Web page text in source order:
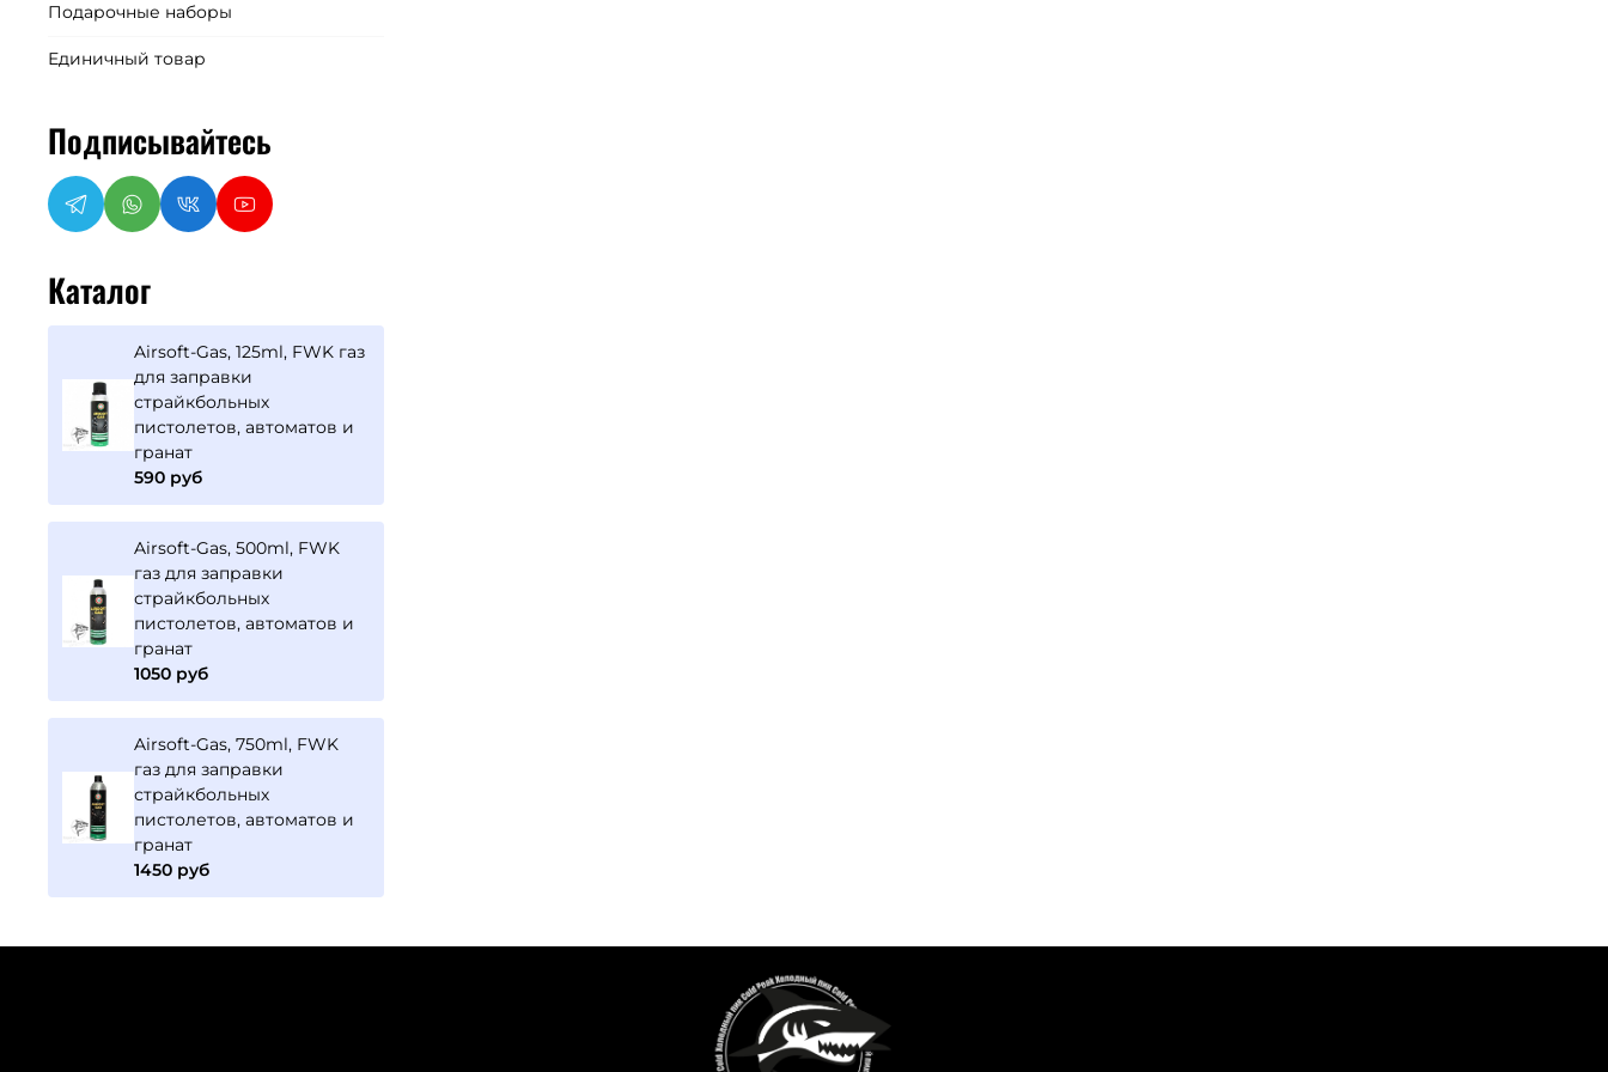
Подарочные наборы
Единичный товар
Подписывайтесь
Каталог
Airsoft-Gas, 125ml, FWK газ
для заправки
страйкбольных
пистолетов, автоматов и
гранат
590 руб
Airsoft-Gas, 500ml, FWK
газ для заправки
страйкбольных
пистолетов, автоматов и
гранат
1050 руб
Airsoft-Gas, 750ml, FWK
газ для заправки
страйкбольных
пистолетов, автоматов и
гранат
1450 руб